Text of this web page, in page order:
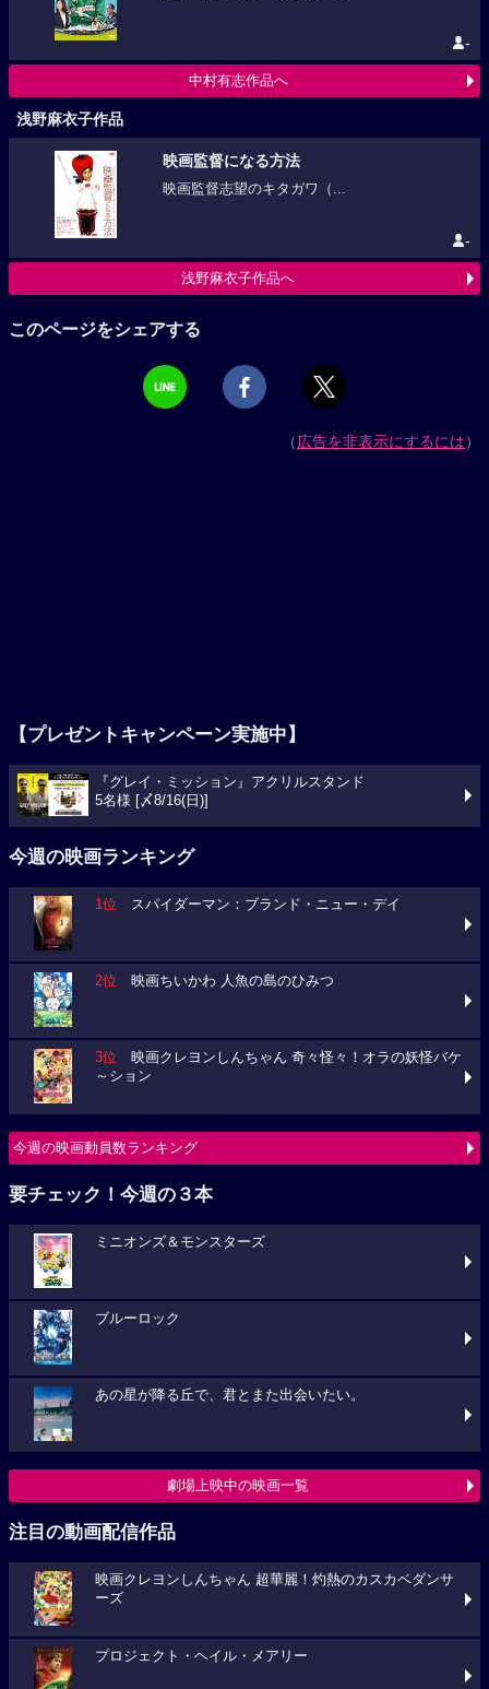
-
中村有志作品へ
浅野麻衣子作品
映画監督になる方法
映画監督志望のキタガワ（...
-
浅野麻衣子作品へ
このページをシェアする
（広告を非表示にするには）
【プレゼントキャンペーン実施中】
『グレイ・ミッション』アクリルスタンド
5名様 [〆8/16(日)]
今週の映画ランキング
1位 スパイダーマン：ブランド・ニュー・デイ
2位 映画ちいかわ 人魚の島のひみつ
3位 映画クレヨンしんちゃん 奇々怪々！オラの妖怪バケ
～ション
今週の映画動員数ランキング
要チェック！今週の３本
ミニオンズ＆モンスターズ
ブルーロック
あの星が降る丘で、君とまた出会いたい。
劇場上映中の映画一覧
注目の動画配信作品
映画クレヨンしんちゃん 超華麗！灼熱のカスカベダンサ
ーズ
プロジェクト・ヘイル・メアリー